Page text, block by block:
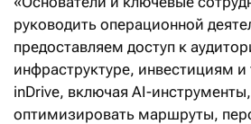
руководить операционной
предоставляем доступ к
инфраструктуре, инвестициям и
inDrive, включая AI-
оптимизировать маршруты,